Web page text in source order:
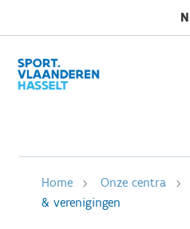
Home Onze centra
& verenigingen